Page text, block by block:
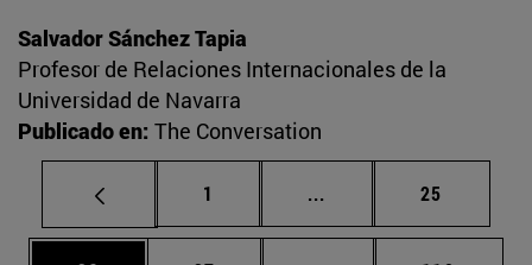
Salvador Sánchez Tapia
Profesor de Relaciones Internacionales de la
Universidad de Navarra
Publicado en: The Conversation
Página
1 ... Páginas intermedias
Página
25